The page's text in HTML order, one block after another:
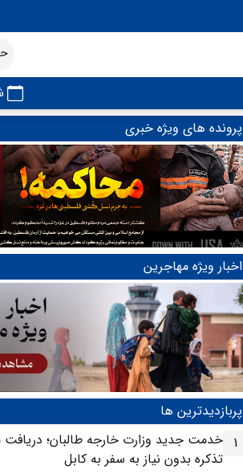
پرونده های ویژه خبری
اخبار ویژه مهاجرین
پربازدیدترین ها
1 خدمت جدید وزارت خارجه طالبان؛ دریافت
تذکره بدون نیاز به سفر به کابل